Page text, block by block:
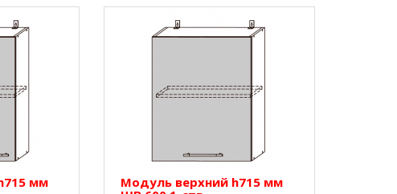
мм
Модуль верхний h715 мм